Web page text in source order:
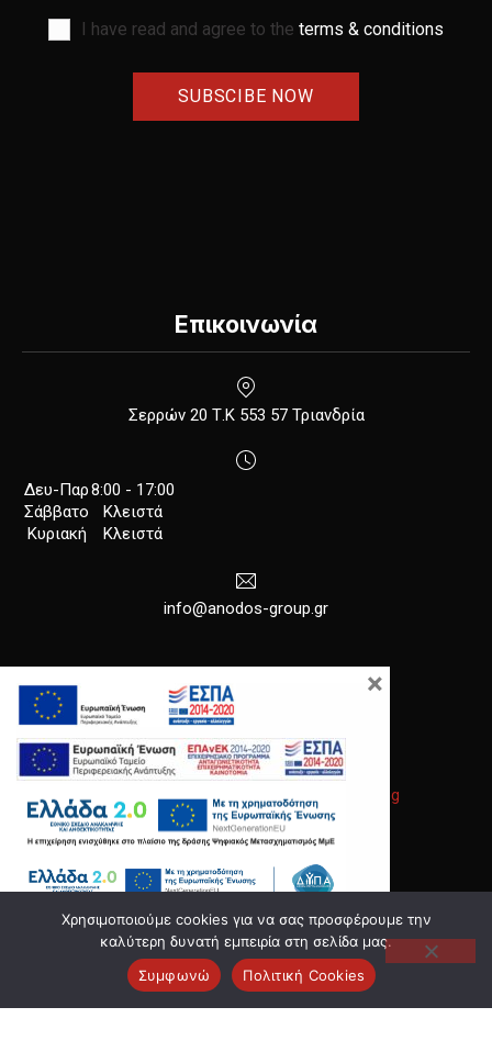
I have read and agree to the terms & conditions
Επικοινωνία
Σερρών 20 Τ.Κ 553 57 ΤριανδρίαNew Window
Δευ-Παρ8:00 - 17:00
Σάββατο
Κλειστά
Κυριακή
Κλειστά
info@anodos-group.gr
Copyright © 2026Anodos Group
Κατασκευή Ιστοσελίδων
Gama Advertising
Θέμα WordPress απόFORQYΝέο παράθυρο
Επιστροφή στην κορυφή
Χρησιμοποιούμε cookies για να σας προσφέρουμε την
καλύτερη δυνατή εμπειρία στη σελίδα μας.
Συμφωνώ
Πολιτική Cookies
×